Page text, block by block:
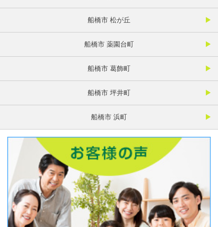
船橋市 松が丘
船橋市 薬園台町
船橋市 葛飾町
船橋市 坪井町
船橋市 浜町